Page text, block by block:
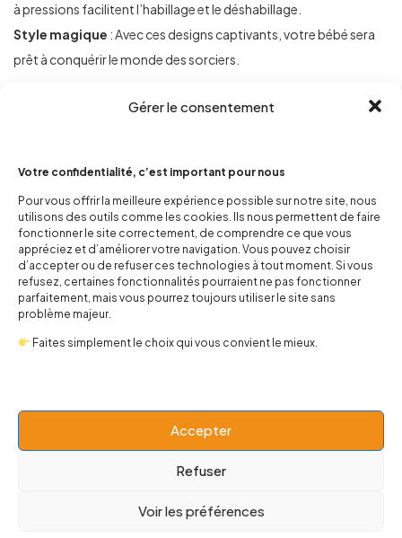
Gérer le consentement
Votre confidentialité, c’est important pour nous
Pour vous offrir la meilleure expérience possible sur notre site, nous
utilisons des outils comme les cookies. Ils nous permettent de faire
fonctionner le site correctement, de comprendre ce que vous
appréciez et d’améliorer votre navigation. Vous pouvez choisir
d’accepter ou de refuser ces technologies à tout moment. Si vous
refusez, certaines fonctionnalités pourraient ne pas fonctionner
parfaitement, mais vous pourrez toujours utiliser le site sans
problème majeur.
Faites simplement le choix qui vous convient le mieux.
Accepter
Refuser
Voir les préférences
à pressions facilitent l’habillage et le déshabillage.
Style magique : Avec ces designs captivants, votre bébé sera
prêt à conquérir le monde des sorciers.
Informations complémentaires